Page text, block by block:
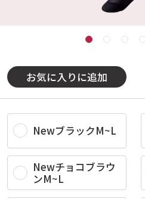
お気に入りに追加
NewブラックM~L
Newチョコブラウ
ンM~L